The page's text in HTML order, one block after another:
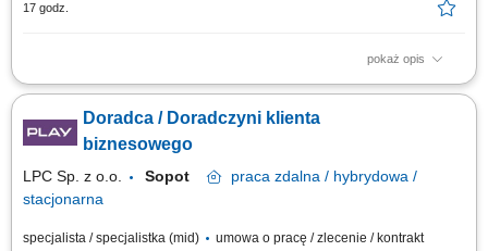
17 godz.
pokaż opis
Zakres obowiązków: Sprzedaż łączy światłowodowych — standardowych
sygnały zakupowe (nowa hala, nowy oddział, rekrutacja informatyka),
polecenia od obecnych klientów i od lokalnych firm IT; Wizje lokalne i
Doradca / Doradczyni klienta
biznesowego
LPC Sp. z o.o. Sopot praca zdalna / hybrydowa /
stacjonarna
specjalista / specjalistka (mid)
umowa o pracę / zlecenie / kontrakt